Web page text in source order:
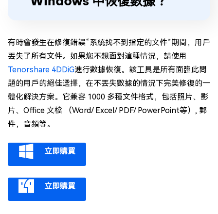
有時會發生在修復錯誤“系統找不到指定的文件”期間，用戶
丟失了所有文件。如果您不想面對這種情況，請使用
Tenorshare 4DDiG進行數據恢復。該工具是所有面臨此問
題的用戶的絕佳選擇，在不丟失數據的情況下完美修復的一
體化解決方案。它兼容 1000 多種文件格式，包括照片、影
片、Office 文檔 （Word/ Excel/ PDF/ PowerPoint等）, 郵
件，音頻等。
立即購買
立即購買